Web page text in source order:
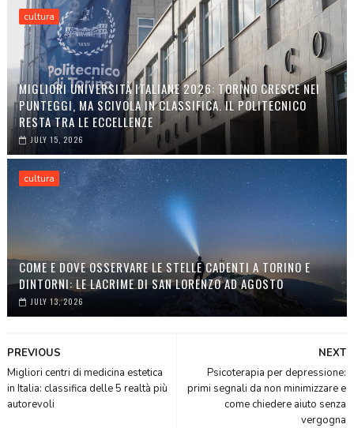
cultura
MIGLIORI UNIVERSITÀ ITALIANE 2026: TORINO CRESCE NEI
PUNTEGGI, MA SCIVOLA IN CLASSIFICA. IL POLITECNICO
RESTA TRA LE ECCELLENZE
JULY 15, 2026
cultura
COME E DOVE OSSERVARE LE STELLE CADENTI A TORINO E
DINTORNI: LE LACRIME DI SAN LORENZO AD AGOSTO
JULY 13, 2026
NEXT
Psicoterapia per depressione:
primi segnali da non minimizzare e
come chiedere aiuto senza
vergogna
PREVIOUS
Migliori centri di medicina estetica
in Italia: classifica delle 5 realtà più
autorevoli